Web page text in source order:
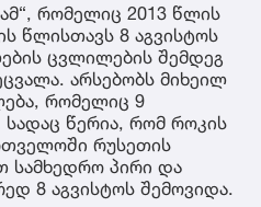
რომელიც 2013 წლის
წლისთავს 8 აგვისტოს
ცვლილების შემდეგ
არსებობს მიხეილ
რომელიც 9
წერია, რომ როკის
რუსეთის
სამხედრო პირი და
8 აგვისტოს შემოვიდა.